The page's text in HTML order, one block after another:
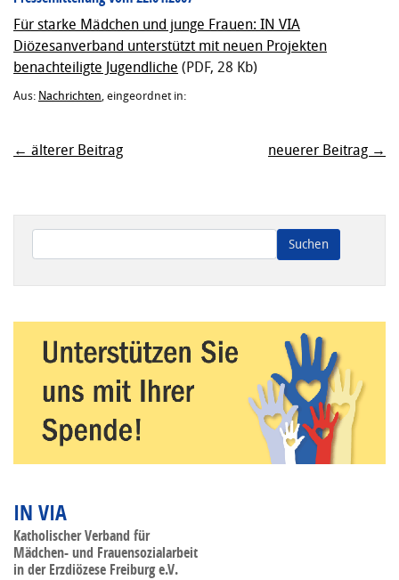
Für starke Mädchen und junge Frauen: IN VIA
Diözesanverband unterstützt mit neuen Projekten
benachteiligte Jugendliche (PDF, 28 Kb)
Aus: Nachrichten, eingeordnet in:
neuerer Beitrag →
← älterer Beitrag
Wenn die Ergebnisse der automatischen Vervollständigung
IN VIA
Katholischer Verband für
Mädchen- und Frauensozialarbeit
in der Erzdiözese Freiburg e.V.